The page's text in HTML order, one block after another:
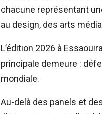
chacune représentant
au design, des arts
L’édition 2026 à
principale demeure :
mondiale.
Au-delà des panels et